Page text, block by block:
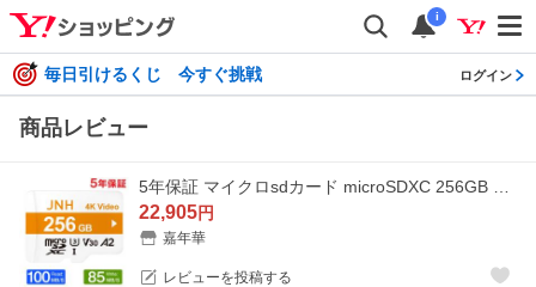
i
毎日引けるくじ 今すぐ挑戦 ログイン
商品レビュー
22,905円
嘉年華
レビューを投稿する